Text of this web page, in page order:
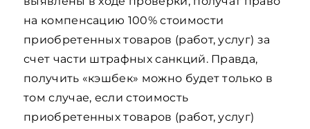
на компенсацию 100% стоимости
приобретенных товаров (работ, услуг) за
счет части штрафных санкций. Правда,
получить «кэшбек» можно будет только в
том случае, если стоимость
приобретенных товаров (работ, услуг)